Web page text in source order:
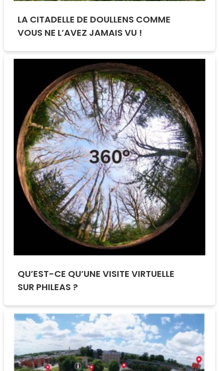
LA CITADELLE DE DOULLENS COMME
VOUS NE L’AVEZ JAMAIS VU !
QU’EST-CE QU’UNE VISITE VIRTUELLE
SUR PHILEAS ?